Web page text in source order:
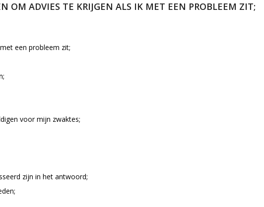
OM ADVIES TE KRIJGEN ALS IK MET EEN PROBLEEM ZIT;
een probleem zit;
voor mijn zwaktes;
zijn in het antwoord;